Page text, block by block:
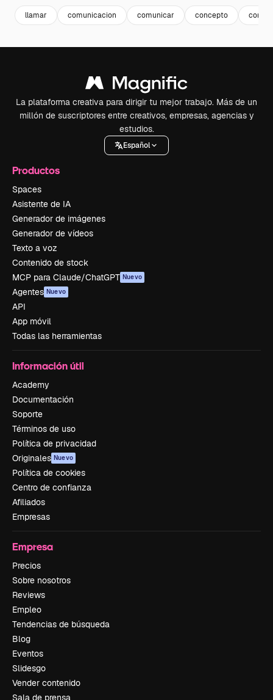
llamar comunicacion comunicar concepto
La plataforma creativa para dirigir tu mejor trabajo. Más de un
millón de suscriptores entre creativos, empresas, agencias y
estudios.
Español
Productos
Spaces
Asistente de IA
Generador de imágenes
Generador de vídeos
Texto a voz
Contenido de stock
MCP para Claude/ChatGPT Nuevo
Agentes Nuevo
API
App móvil
Todas las herramientas
Información útil
Academy
Documentación
Soporte
Términos de uso
Política de privacidad
Originales Nuevo
Política de cookies
Centro de confianza
Afiliados
Empresas
Empresa
Precios
Sobre nosotros
Reviews
Empleo
Tendencias de búsqueda
Blog
Eventos
Slidesgo
Vender contenido
Sala de prensa